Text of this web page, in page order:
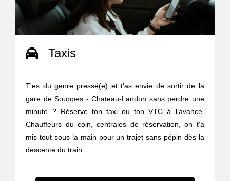
Taxis
T'es du genre pressé(e) et t'as envie de sortir de la
gare de Souppes - Chateau-Landon sans perdre une
minute ? Réserve ton taxi ou ton VTC à l’avance.
Chauffeurs du coin, centrales de réservation, on t'a
mis tout sous la main pour un trajet sans pépin dès la
descente du train.